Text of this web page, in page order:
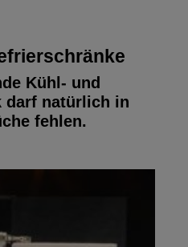
Kühl- und
darf natürlich in
fehlen.